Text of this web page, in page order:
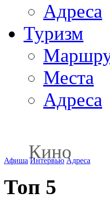
Адреса
Туризм
Места
Адреса
Кино
Афиша Интервью Адреса
Топ 5